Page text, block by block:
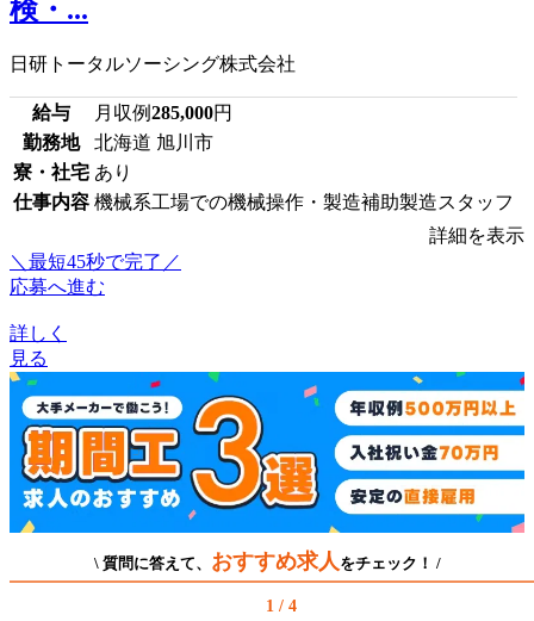
検・...
日研トータルソーシング株式会社
給与 月収例285,000円
勤務地
北海道 旭川市
寮・社宅 あり
仕事内容 機械系工場での機械操作・製造補助製造スタッフ
詳細を表示
＼最短45秒で完了／
応募へ進む
詳しく
見る
\ 質問に答えて、 おすすめ求人 をチェック！ /
1 / 4